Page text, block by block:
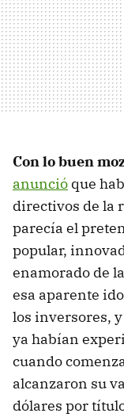
Con lo buen
anunció que
directivos de la
parecía el
popular,
enamorado de
esa aparente
los inversores,
ya habían
cuando
alcanzaron su
dólares por